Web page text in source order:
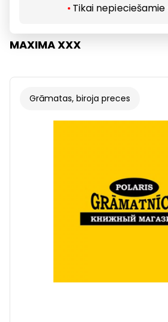
Tikai nepieciešamie
MAXIMA XXX
Grāmatas, biroja preces